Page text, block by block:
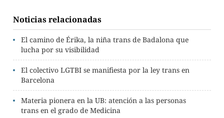
Noticias relacionadas
El camino de Érika, la niña trans de Badalona que
lucha por su visibilidad
El colectivo LGTBI se manifiesta por la ley trans en
Barcelona
Materia pionera en la UB: atención a las personas
trans en el grado de Medicina